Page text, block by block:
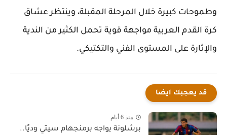
وطموحات كبيرة خلال المرحلة المقبلة، وينتظر عشاق
كرة القدم العربية مواجهة قوية تحمل الكثير من الندية
والإثارة على المستوى الفني والتكتيكي.
قد يعجبك ايضا
منذ 6 أيام
برشلونة يواجه برمنجهام سيتي وديًا..